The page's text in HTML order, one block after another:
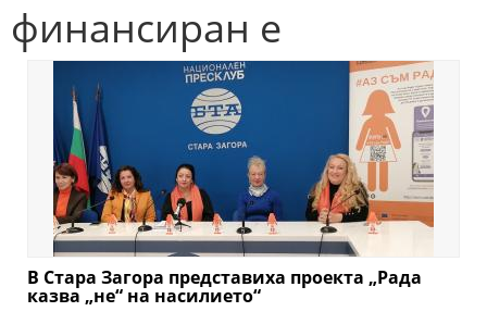
финансиран е
В Стара Загора представиха проекта „Рада
казва „не“ на насилието“